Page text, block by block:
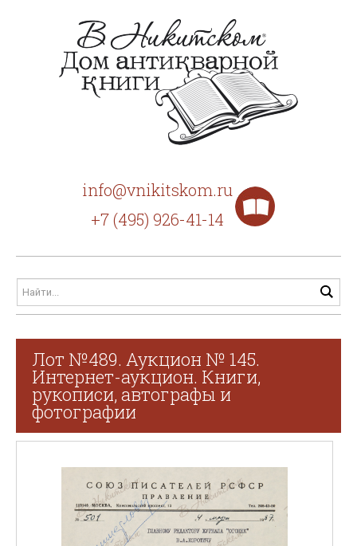
info@vnikitskom.ru
+7 (495) 926-41-14
Лот №489. Аукцион № 145.
Интернет-аукцион. Книги,
рукописи, автографы и
фотографии